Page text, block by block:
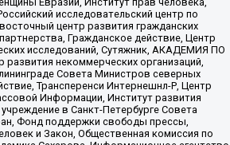
исследовательский центр по
центр развития гражданских
Гражданское действие, Центр
исследований, Сутяжник, АКАДЕМИЯ ПО
некоммерческих организаций,
Совета Министров северных
Трансперенси Интернешнл-Р, Центр
Информации, Институт развития
в Санкт-Петербурге Совета
Фонд поддержки свободы прессы,
и Закон, Общественная комиссия по